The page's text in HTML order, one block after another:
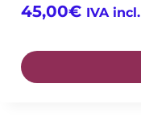
45,00€ IVA incl.